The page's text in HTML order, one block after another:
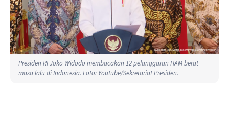
Presiden RI Joko Widodo membacakan 12 pelanggaran HAM berat
masa lalu di Indonesia. Foto: Youtube/Sekretariat Presiden.